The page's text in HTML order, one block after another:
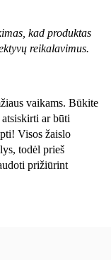
kad produktas
reikalavimus.
vaikams. Būkite
ar būti
Visos žaislо
todėl prieš
prižiūrint